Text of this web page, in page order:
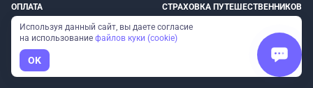
ОПЛАТА СТРАХОВКА ПУТЕШЕСТВЕННИКОВ
ОТЗЫВЫ ДОСТОПРИМЕЧАТЕЛЬНОСТИ
ВЕБИНАРЫ
Используя данный сайт, вы даете согласие
на использование файлов куки (cookie)
OK